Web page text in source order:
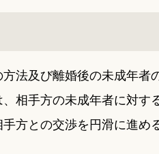
法及び離婚後の未成年者
相手方の未成年者に対す
方との交渉を円滑に進め